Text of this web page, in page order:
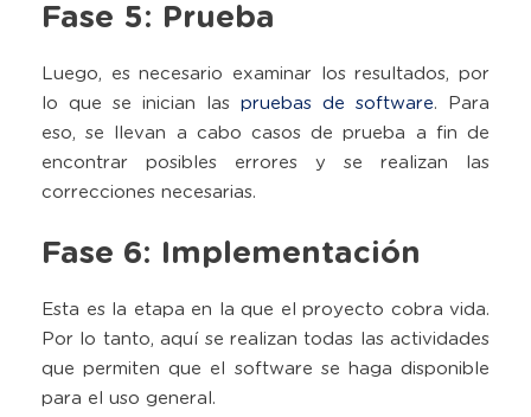
Fase 5: Prueba
Luego, es necesario examinar los resultados, por
lo que se inician las pruebas de software. Para
eso, se llevan a cabo casos de prueba a fin de
encontrar posibles errores y se realizan las
correcciones necesarias.
Fase 6: Implementación
Esta es la etapa en la que el proyecto cobra vida.
Por lo tanto, aquí se realizan todas las actividades
que permiten que el software se haga disponible
para el uso general.